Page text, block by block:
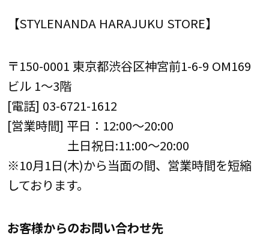
【STYLENANDA HARAJUKU STORE】
〒150-0001 東京都渋谷区神宮前1-6-9 OM169
ビル 1～3階
[電話] 03-6721-1612
[営業時間] 平日：12:00～20:00
土日祝日:11:00～20:00
※10月1日(木)から当面の間、営業時間を短縮
しております。
お客様からのお問い合わせ先